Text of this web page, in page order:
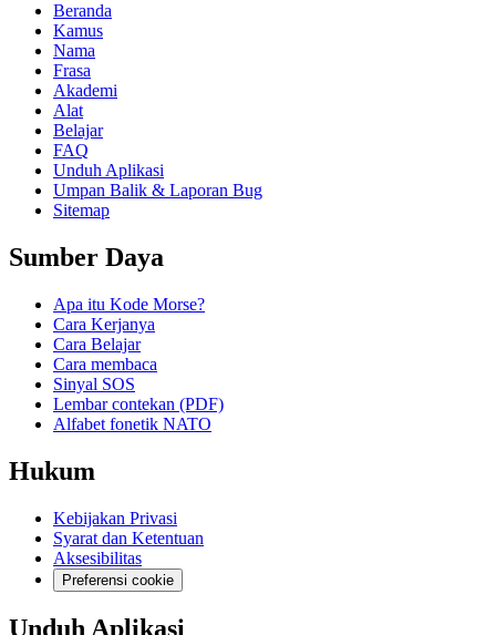
Beranda
Kamus
Nama
Frasa
Akademi
Alat
Belajar
FAQ
Unduh Aplikasi
Umpan Balik & Laporan Bug
Sitemap
Sumber Daya
Apa itu Kode Morse?
Cara Kerjanya
Cara Belajar
Cara membaca
Sinyal SOS
Lembar contekan (PDF)
Alfabet fonetik NATO
Hukum
Kebijakan Privasi
Syarat dan Ketentuan
Aksesibilitas
Preferensi cookie
Unduh Aplikasi